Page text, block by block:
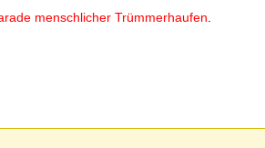
menschlicher Trümmerhaufen